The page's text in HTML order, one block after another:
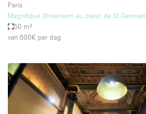
Winkelruimte in winkelcentrum
Kenmerken ruimte
Airconditioning
Animals Friendly
Paris
Magnifique Showroom au coeur de St Germain
50 m²
van 600€ per dag